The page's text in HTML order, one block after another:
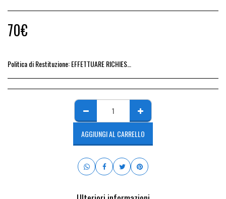
70€
Politica di Restituzione:EFFETTUARE RICHIESTA DI RESO ENTRO 14 GIORNI DALL&#039;ACQUISTO DEL RICAMBIO, IL RIMBORSO VIENE EMESSO ALLA CONSEGNA DEL RICAMBIO IN SEDE.
AGGIUNGI AL CARRELLO